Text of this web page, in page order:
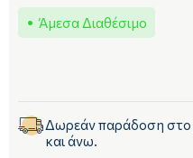
Άμεσα Διαθέσιμο
Δωρεάν παράδοση στο
και άνω.